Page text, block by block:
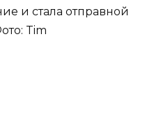
и стала отправной
Tim